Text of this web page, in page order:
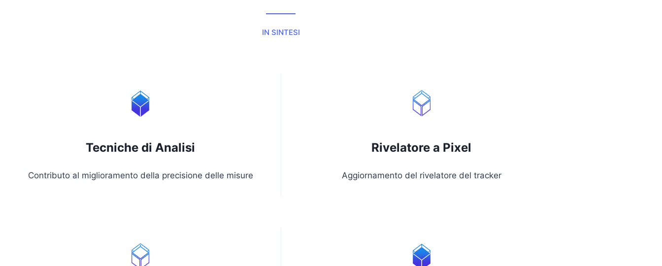
IN SINTESI
Tecniche di Analisi
Contributo al miglioramento della precisione delle misure
Rivelatore a Pixel
Aggiornamento del rivelatore del tracker